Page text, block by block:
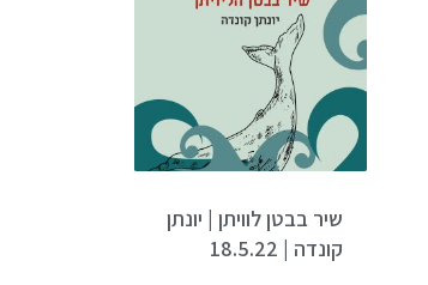
שיר בבטן לוויתן | יונתן
קונדה | 18.5.22